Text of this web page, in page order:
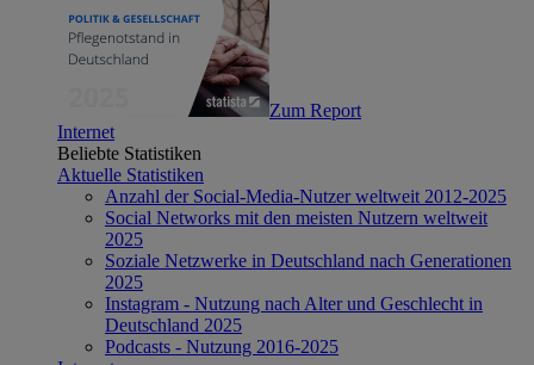
Zum Report
Internet
Beliebte Statistiken
Aktuelle Statistiken
Anzahl der Social-Media-Nutzer weltweit 2012-2025
Social Networks mit den meisten Nutzern weltweit
2025
Soziale Netzwerke in Deutschland nach Generationen
2025
Instagram - Nutzung nach Alter und Geschlecht in
Deutschland 2025
Podcasts - Nutzung 2016-2025